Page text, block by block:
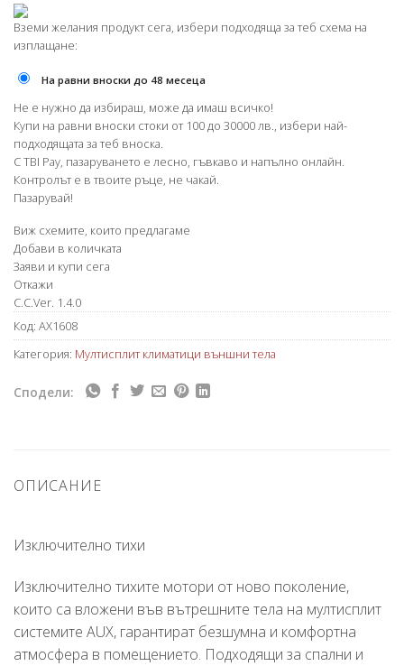
Вземи желания продукт сега, избери подходяща за теб схема на
изплащане:
На равни вноски до 48 месеца
Не е нужно да избираш, може да имаш всичко!
Купи на равни вноски стоки от 100 до 30000 лв., избери най-
подходящата за теб вноска.
С TBI Pay, пазаруването е лесно, гъвкаво и напълно онлайн.
Контролът е в твоите ръце, не чакай.
Пазарувай!
Виж схемите, които предлагаме
Добави в количката
Заяви и купи сега
Откажи
C.C.Ver. 1.4.0
Код: AX1608
Категория: Мултисплит климатици външни тела
Сподели:
ОПИСАНИЕ
Изключително тихи
Изключително тихите мотори от ново поколение,
които са вложени във вътрешните тела на мултисплит
системите AUX, гарантират безшумна и комфортна
атмосфера в помещението. Подходящи за спални и